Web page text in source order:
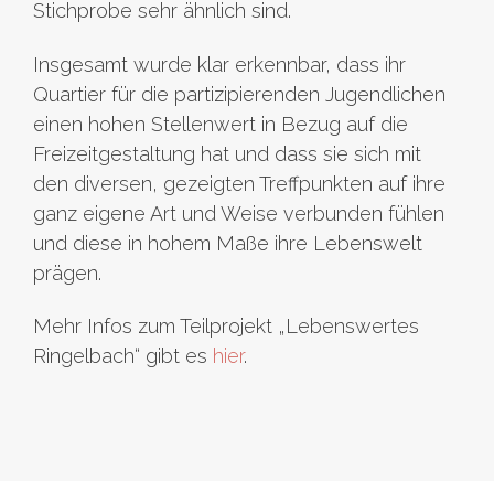
Stichprobe sehr ähnlich sind.
Insgesamt wurde klar erkennbar, dass ihr
Quartier für die partizipierenden Jugendlichen
einen hohen Stellenwert in Bezug auf die
Freizeitgestaltung hat und dass sie sich mit
den diversen, gezeigten Treffpunkten auf ihre
ganz eigene Art und Weise verbunden fühlen
und diese in hohem Maße ihre Lebenswelt
prägen.
Mehr Infos zum Teilprojekt „Lebenswertes
Ringelbach“ gibt es hier.